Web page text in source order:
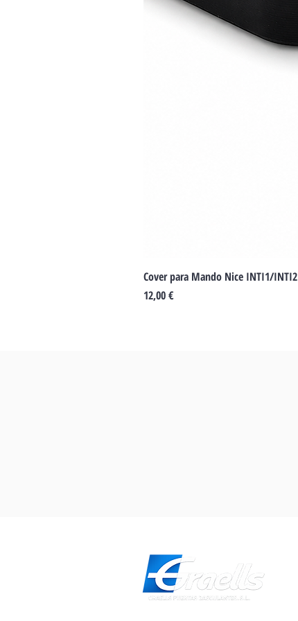
Cover para Mando Nice INTI1/INTI2
Precio
12,00 €